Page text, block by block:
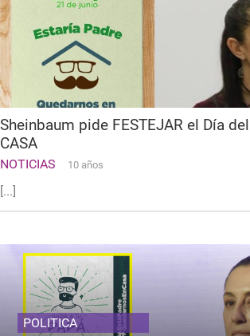
Sheinbaum pide FESTEJAR el Día
CASA
NOTICIAS 10 años
[...]
POLITICA